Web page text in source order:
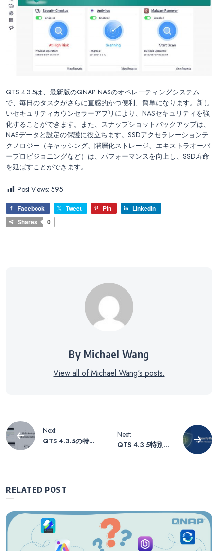
QTS 4.3.5は、最新版のQNAP NASのオペレーティングシステム
で、毎日のタスクがさらに直感的かつ便利、簡単になります。新し
いセキュリティカウンセラーアプリにより、NASセキュリティを強
化することができます。また、スナップショットバックアップは、
NASデータと設定の保護に役立ちます。SSDアクセラレーションテ
クノロジー（キャッシング、階層化ストレージ、エキストラオーバ
ープロビジョニングなど）は、パフォーマンスを向上し、SSD寿命
を延ばすことができます。
Post Views: 595
Facebook Tweet Pin
LinkedIn
Shares
0
By Michael Wang
View all of Michael Wang's posts.
投
稿
ナ
ビ
ゲ
Next:
QTS 4.3.5の特別
的。真の全方位ス
す。
Next:
QTS 4.3.5特別
RELATED POST